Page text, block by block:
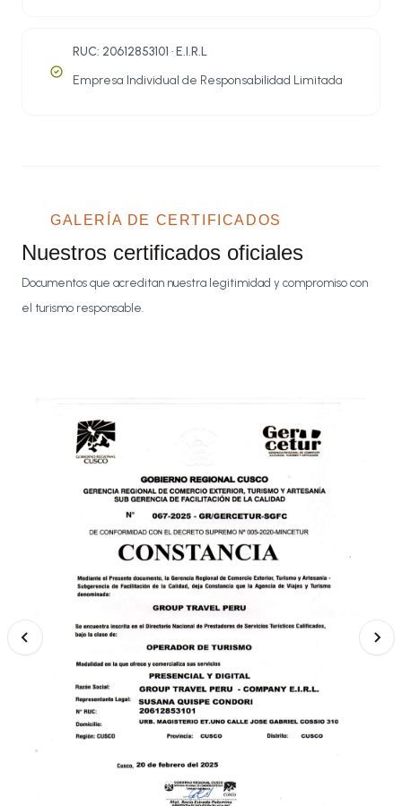
RUC: 20612853101 · E.I.R.L
Empresa Individual de Responsabilidad Limitada
GALERÍA DE CERTIFICADOS
Nuestros certificados oficiales
Documentos que acreditan nuestra legitimidad y compromiso con
el turismo responsable.